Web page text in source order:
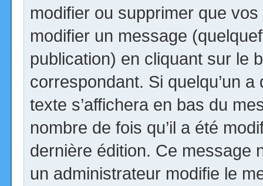
modifier ou supprimer que
modifier un message
publication) en cliquant sur le
correspondant. Si quelqu’un
texte s’affichera en bas du
nombre de fois qu’il a été
dernière édition. Ce message
un administrateur modifie le